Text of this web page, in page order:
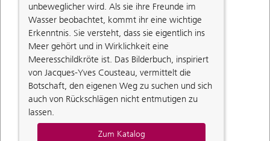
unbeweglicher wird. Als sie ihre Freunde im
Wasser beobachtet, kommt ihr eine wichtige
Erkenntnis. Sie versteht, dass sie eigentlich ins
Meer gehört und in Wirklichkeit eine
Meeresschildkröte ist. Das Bilderbuch, inspiriert
von Jacques-Yves Cousteau, vermittelt die
Botschaft, den eigenen Weg zu suchen und sich
auch von Rückschlägen nicht entmutigen zu
lassen.
Zum Katalog